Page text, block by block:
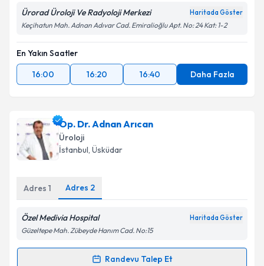
Ürorad Üroloji Ve Radyoloji Merkezi Haritada Göster
Keçihatun Mah. Adnan Adıvar Cad. Emiralioğlu Apt. No: 24 Kat: 1-2
En Yakın Saatler
16:00
16:20 16:40 Daha Fazla
Op. Dr. Adnan Arıcan
Üroloji
İstanbul, Üsküdar
Adres 1 Adres 2
Özel Medivia Hospital Haritada Göster
Güzeltepe Mah. Zübeyde Hanım Cad. No:15
Randevu Talep Et